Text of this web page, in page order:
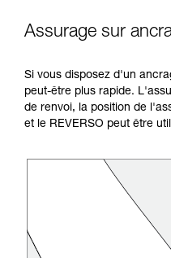
Assurage sur
Si vous disposez d'un
peut-être plus rapide.
de renvoi, la position de
et le REVERSO peut être